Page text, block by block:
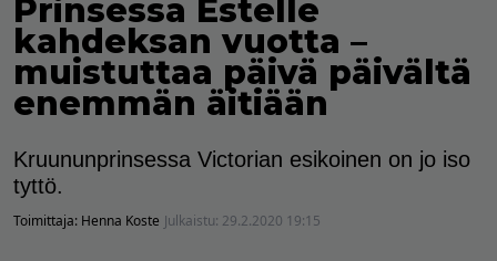
Prinsessa Estelle
kahdeksan vuotta –
muistuttaa päivä päivältä
enemmän äitiään
Kruununprinsessa Victorian esikoinen on jo iso
tyttö.
Toimittaja: Henna Koste Julkaistu: 29.2.2020 19:15